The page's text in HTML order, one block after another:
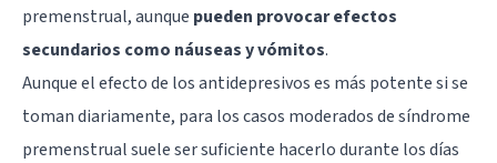
premenstrual, aunque pueden provocar efectos
secundarios como náuseas y vómitos.
Aunque el efecto de los antidepresivos es más potente si se
toman diariamente, para los casos moderados de síndrome
premenstrual suele ser suficiente hacerlo durante los días